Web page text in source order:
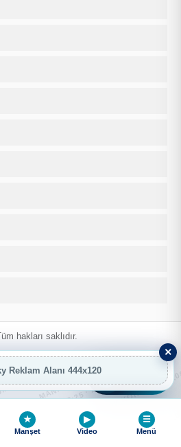
hakları saklıdır.
×
Reklam Alanı 444x120
★
Manşet
▶
Video
☰
Menü
12:25 · ZIYARETÇI
MANİSATÜRK İÇERİK KORUMA
12:25 · ZIYARETÇI
MANİSATÜRK İÇERİK KORUMA